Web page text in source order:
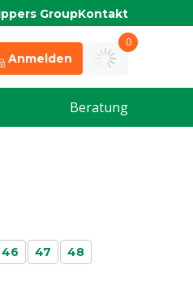
GroupKontakt
Anmelden
0
Beratung
46 47 48